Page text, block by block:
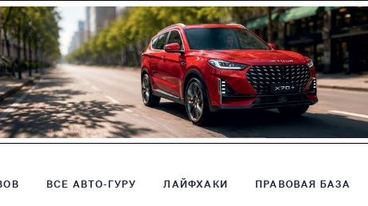
ВСЕ АВТО-ГУРУ ЛАЙФХАКИ ПРАВОВАЯ БАЗА